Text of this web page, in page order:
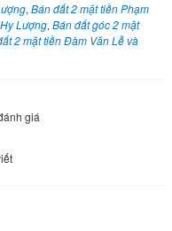
, Bán đất 2 mặt tiền Phạm
Lượng, Bán đất góc 2 mặt
2 mặt tiền Đàm Văn Lễ và
giá